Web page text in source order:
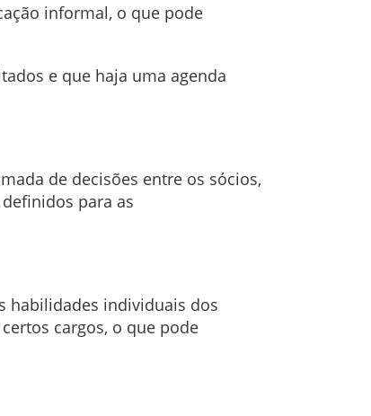
informal, o que pode
e que haja uma agenda
de decisões entre os sócios,
para as
habilidades individuais dos
cargos, o que pode